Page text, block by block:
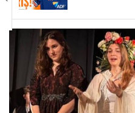
SANATATE
SPORT
SPECIAL
POLITIC